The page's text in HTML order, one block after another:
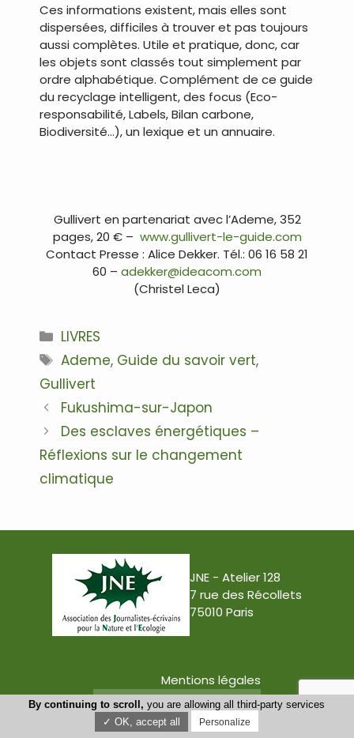
Ces informations existent, mais elles sont
dispersées, difficiles à trouver et pas toujours
aussi complètes. Utile et pratique, donc, car
les objets sont classés tout simplement par
ordre alphabétique. Complément de ce guide
du recyclage intelligent, des focus (Eco-
responsabilité, Labels, Bilan carbone,
Biodiversité…), un lexique et un annuaire.
Gullivert en partenariat avec l’Ademe, 352
pages, 20 € – www.gullivert-le-guide.com
Contact Presse : Alice Dekker. Tél.: 06 16 58 21
60 – adekker@ideacom.com
(Christel Leca)
Catégories
LIVRES
Étiquettes
Ademe, Guide du savoir vert,
Gullivert
Navigation
des
Fukushima-sur-Japon
Des esclaves énergétiques –
Réflexions sur le changement
climatique
JNE - Atelier 128
7 rue des Récollets
75010 Paris
Mentions légales
Conception : Tabula Rasa
By continuing to scroll, you are allowing all third-party services
✓ OK, accept all
Personalize